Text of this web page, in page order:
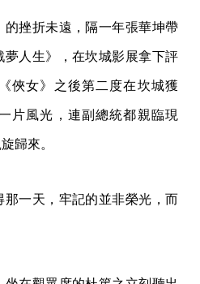
挫折未遠，隔一年張華坤帶
人生》，在坎城影展拿下評
俠女》之後第二度在坎城獲
片風光，連副總統都親臨現
歸來。
一天，牢記的並非榮光，而